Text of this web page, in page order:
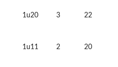
1u20 3 22
1u11 2 20